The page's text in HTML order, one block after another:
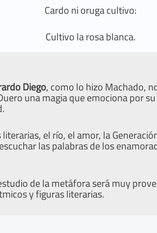
Cardo ni oruga cultivo:
Cultivo la rosa blanca.
Diego, como lo hizo Machado,
una magia que emociona por
el río, el amor, la
las palabras de los
de la metáfora será muy
y figuras literarias.